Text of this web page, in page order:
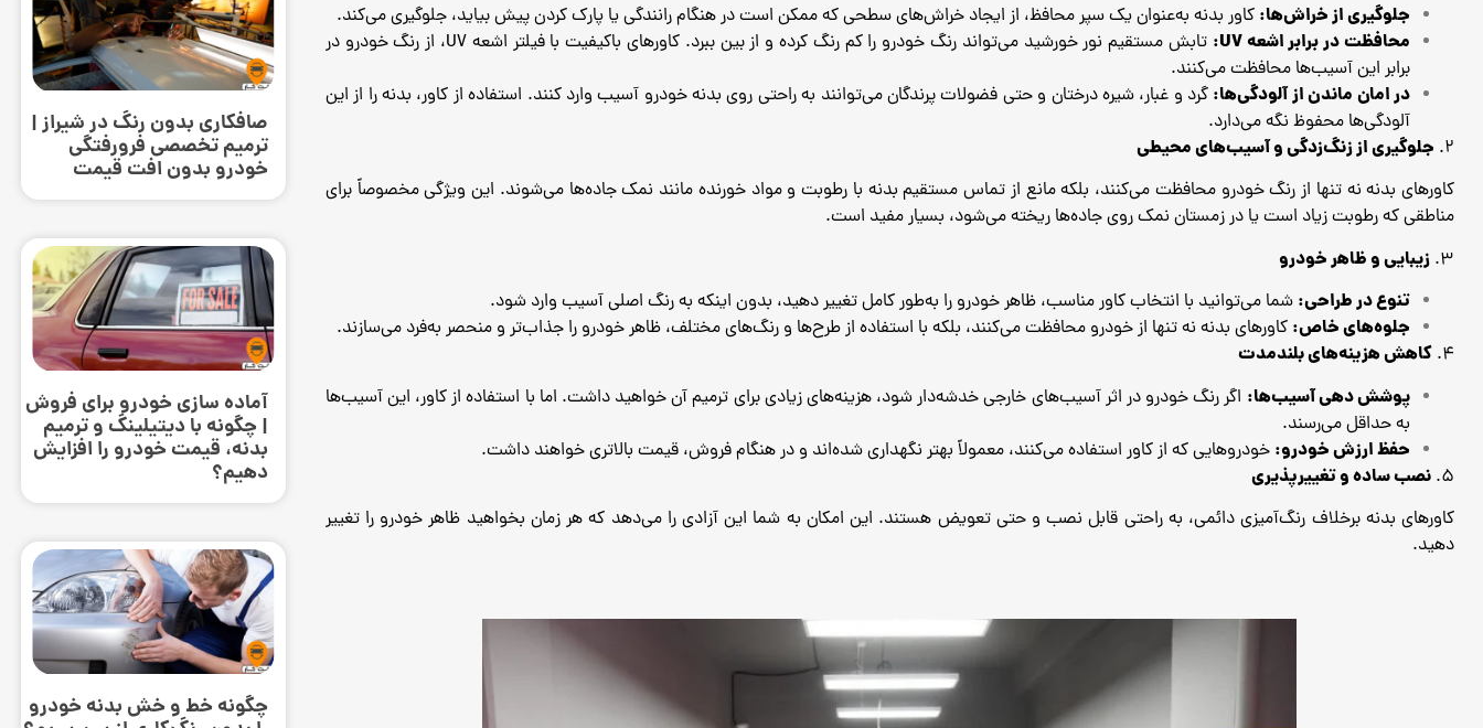
جلوگیری از خراش‌ها: کاور بدنه به‌عنوان یک سپر محافظ، از ایجاد خراش‌های سطحی که ممکن است در هنگام رانندگی یا پارک کردن پیش بیاید، جلوگیری می‌کند.
محافظت در برابر اشعه UV:
تابش مستقیم نور خورشید می‌تواند رنگ خودرو را کم‌ رنگ کرده و از بین ببرد. کاورهای باکیفیت با فیلتر اشعه UV، از رنگ خودرو در
برابر این آسیب‌ها محافظت می‌کنند.
در امان ماندن از آلودگی‌ها: گرد و غبار، شیره درختان و حتی فضولات پرندگان می‌توانند به راحتی روی بدنه خودرو آسیب وارد کنند. استفاده از کاور، بدنه را از این
آلودگی‌ها محفوظ نگه می‌دارد.
2. جلوگیری از زنگ‌زدگی و آسیب‌های محیطی
کاورهای بدنه نه تنها از رنگ خودرو محافظت می‌کنند، بلکه مانع از تماس مستقیم بدنه با رطوبت و مواد خورنده مانند نمک جاده‌ها می‌شوند. این ویژگی مخصوصاً برای
مناطقی که رطوبت زیاد است یا در زمستان نمک روی جاده‌ها ریخته می‌شود، بسیار مفید است.
3. زیبایی و ظاهر خودرو
تنوع در طراحی: شما می‌توانید با انتخاب کاور مناسب، ظاهر خودرو را به‌طور کامل تغییر دهید، بدون اینکه به رنگ اصلی آسیب وارد شود.
جلوه‌های خاص: کاورهای بدنه نه تنها از خودرو محافظت می‌کنند، بلکه با استفاده از طرح‌ها و رنگ‌های مختلف، ظاهر خودرو را جذاب‌تر و منحصر به‌فرد می‌سازند.
4. کاهش هزینه‌های بلندمدت
پوشش دهی آسیب‌ها: اگر رنگ خودرو در اثر آسیب‌های خارجی خدشه‌دار شود، هزینه‌های زیادی برای ترمیم آن خواهید داشت. اما با استفاده از کاور، این آسیب‌ها
به حداقل می‌رسند.
حفظ ارزش خودرو: خودروهایی که از کاور استفاده می‌کنند، معمولاً بهتر نگهداری شده‌اند و در هنگام فروش، قیمت بالاتری خواهند داشت.
5. نصب ساده و تغییرپذیری
کاورهای بدنه برخلاف رنگ‌آمیزی دائمی، به راحتی قابل نصب و حتی تعویض هستند. این امکان به شما این آزادی را می‌دهد که هر زمان بخواهید ظاهر خودرو را تغییر
دهید.
صافکاری بدون رنگ در شیراز |
ترمیم تخصصی فرورفتگی
خودرو بدون افت قیمت
آماده سازی خودرو برای فروش
| چگونه با دیتیلینگ و ترمیم
بدنه، قیمت خودرو را افزایش
دهیم؟
چگونه خط و خش بدنه خودرو